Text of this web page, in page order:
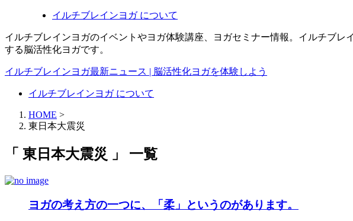
イルチブレインヨガ について
イルチブレインヨガのイベントやヨガ体験講座、ヨガセミナー情報。イルチブ
する脳活性化ヨガです。
イルチブレインヨガ最新ニュース | 脳活性化ヨガを体験しよう
イルチブレインヨガ について
HOME >
東日本大震災
「 東日本大震災 」 一覧
ヨガの考え方の一つに、「柔」というのがあります。